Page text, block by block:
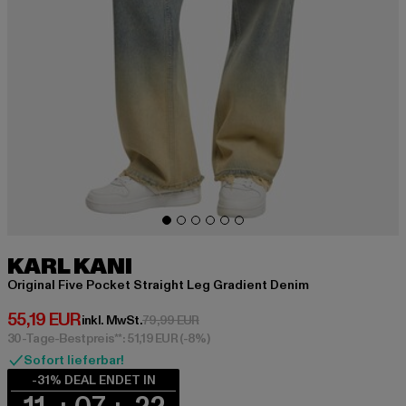
KARL KANI
Original Five Pocket Straight Leg Gradient Denim
55,19 EUR
Derzeitiger Preis: 55,19 EUR
inkl. MwSt.79,99 EURAktionspreis: 79,99 EUR
30-Tage-Bestpreis**: 51,19 EUR(-8%)
Sofort lieferbar!
-31% DEAL ENDET IN